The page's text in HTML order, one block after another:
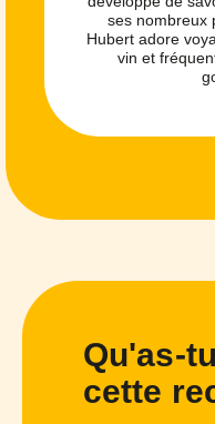
ses nombreux
Hubert adore
vin et
Qu'as-
cette